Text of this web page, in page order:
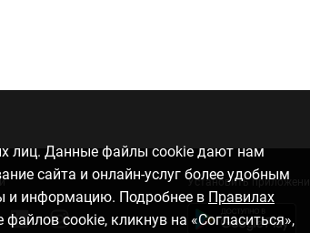
лиц. Данные файлы cookie дают нам
сайта и онлайн-услуг более удобным
и информацию. Подробнее в Правилах
cookie, кликнув на «Согласиться»,
Установить приложение